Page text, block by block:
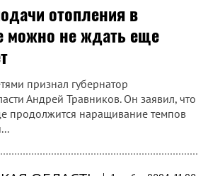
отопления в
можно не ждать еще
признал губернатор
Андрей Травников. Он заявил, что
продолжится наращивание темпов